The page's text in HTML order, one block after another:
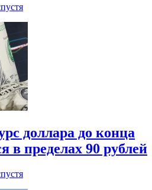
доллара до конца
в пределах 90 рублей